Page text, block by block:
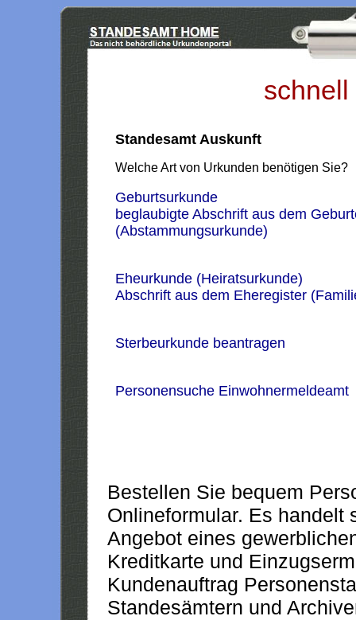
Standesamt Auskunft
Welche Art von Urkunden benötigen Sie?
Geburtsurkunde
beglaubigte Abschrift aus dem
(Abstammungsurkunde)
Eheurkunde (Heiratsurkunde)
Abschrift aus dem Eheregister
Sterbeurkunde beantragen
Personensuche Einwohnermeldeamt
Bestellen Sie bequem
Onlineformular. Es handelt
Angebot eines
Kreditkarte und
Kundenauftrag
Standesämtern und